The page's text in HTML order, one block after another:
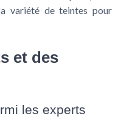
variété de teintes pour
et des
les experts